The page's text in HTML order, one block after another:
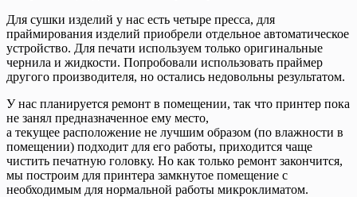
Для сушки изделий у нас есть четыре пресса, для
праймирования изделий приобрели отдельное автоматическое
устройство. Для печати используем только оригинальные
чернила и жидкости. Попробовали использовать праймер
другого производителя, но остались недовольны результатом.
У нас планируется ремонт в помещении, так что принтер пока
не занял предназначенное ему место,
а текущее расположение не лучшим образом (по влажности в
помещении) подходит для его работы, приходится чаще
чистить печатную головку. Но как только ремонт закончится,
мы построим для принтера замкнутое помещение с
необходимым для нормальной работы микроклиматом.